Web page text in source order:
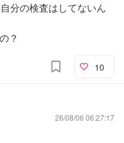
分の検査はしてないん
？
10
26/08/06 06:27:17